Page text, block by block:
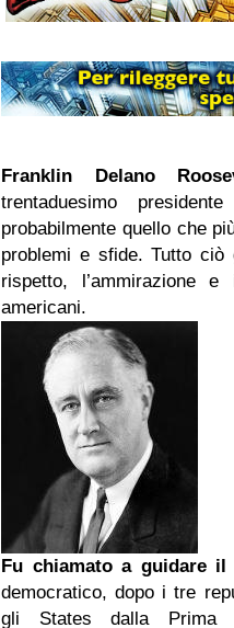
Franklin Delano
trentaduesimo
probabilmente quello che
problemi e sfide. Tutto ciò
rispetto, l’ammirazione
americani.
Fu chiamato a guidare il
democratico, dopo i tre
gli States dalla Prima